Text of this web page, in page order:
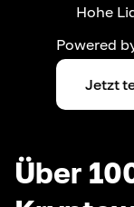
Hohe
Powered
Jetzt
Über